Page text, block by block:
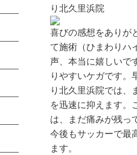
り北久里浜院
喜びの感想をありが
て施術（ひまわりハ
声、本当に嬉しいで
りやすいケガです。
り北久里浜院では、
を迅速に抑えます。
は、まだ痛みが残っ
今後もサッカーで最
ます。